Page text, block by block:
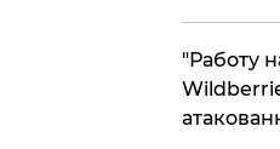
"Работу